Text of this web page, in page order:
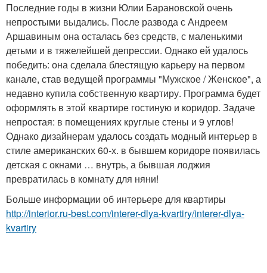
Последние годы в жизни Юлии Барановской очень
непростыми выдались. После развода с Андреем
Аршавиным она осталась без средств, с маленькими
детьми и в тяжелейшей депрессии. Однако ей удалось
победить: она сделала блестящую карьеру на первом
канале, став ведущей программы "Мужское / Женское", а
недавно купила собственную квартиру. Программа будет
оформлять в этой квартире гостиную и коридор. Задаче
непростая: в помещениях круглые стены и 9 углов!
Однако дизайнерам удалось создать модный интерьер в
стиле американских 60-х. в бывшем коридоре появилась
детская с окнами … внутрь, а бывшая лоджия
превратилась в комнату для няни!
Больше информации об интерьере для квартиры
http://interior.ru-best.com/interer-dlya-kvartiry/interer-dlya-
kvartiry